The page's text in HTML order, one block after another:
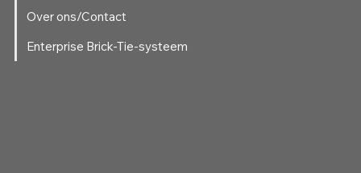
Over ons/Contact
Enterprise Brick-Tie-systeem